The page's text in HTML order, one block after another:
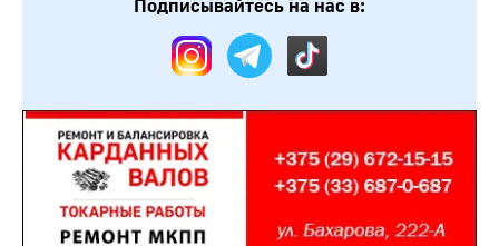
Подписывайтесь на нас в: